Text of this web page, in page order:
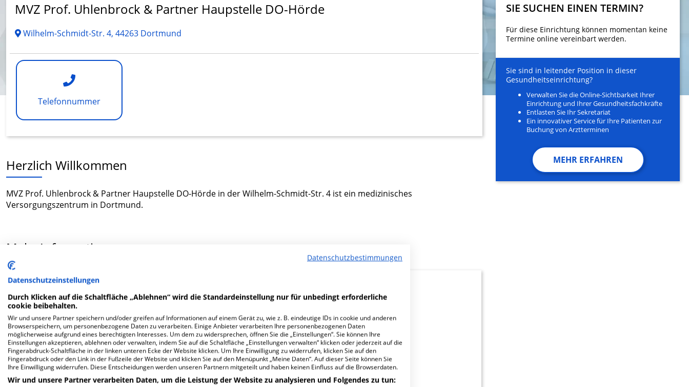
MVZ Prof. Uhlenbrock & Partner Haupstelle DO-Hörde
Wilhelm-Schmidt-Str. 4, 44263 Dortmund
Telefonnummer
SIE SUCHEN EINEN TERMIN?
Für diese Einrichtung können momentan keine
Termine online vereinbart werden.
Sie sind in leitender Position in dieser
Gesundheitseinrichtung?
Verwalten Sie die Online-Sichtbarkeit Ihrer
Einrichtung und Ihrer Gesundheitsfachkräfte
Entlasten Sie Ihr Sekretariat
Ein innovativer Service für Ihre Patienten zur
Buchung von Arztterminen
MEHR ERFAHREN
Herzlich Willkommen
MVZ Prof. Uhlenbrock & Partner Haupstelle DO-Hörde in der Wilhelm-Schmidt-Str. 4 ist ein medizinisches
Versorgungszentrum in Dortmund.
Mehr Informationen
FAQ
Hier ﬁnden Sie häuﬁg gestellte Fragen zu dieser Klinik.
Wie lautet die Adresse von MVZ Prof. Uhlenbrock & Partner Haupstelle DO-Hörde?
Wilhelm-Schmidt-Str. 4
44263 Dortmund
Datenschutzbestimmungen
Datenschutzeinstellungen
Durch Klicken auf die Schaltfläche „Ablehnen“ wird die Standardeinstellung nur für unbedingt erforderliche
cookie beibehalten.
Wir und unsere Partner speichern und/oder greifen auf Informationen auf einem Gerät zu, wie z. B. eindeutige IDs in cookie und anderen
Browserspeichern, um personenbezogene Daten zu verarbeiten. Einige Anbieter verarbeiten Ihre personenbezogenen Daten
möglicherweise aufgrund eines berechtigten Interesses. Um dem zu widersprechen, öffnen Sie die „Einstellungen“. Sie können Ihre
Einstellungen akzeptieren, ablehnen oder verwalten, indem Sie auf die Schaltfläche „Einstellungen verwalten“ klicken oder jederzeit auf die
Fingerabdruck-Schaltfläche in der linken unteren Ecke der Website klicken. Um Ihre Einwilligung zu widerrufen, klicken Sie auf den
Fingerabdruck oder den Link in der Fußzeile der Website und klicken Sie auf den Menüpunkt „Meine Daten“. Auf dieser Seite können Sie
Ihre Einwilligung widerrufen. Diese Entscheidungen werden unseren Partnern mitgeteilt und haben keinen Einfluss auf die Browserdaten.
Wir und unsere Partner verarbeiten Daten, um die Leistung der Website zu analysieren und Folgendes zu tun: